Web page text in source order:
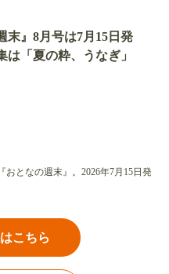
末』8月号は7月15日発
「夏の粋、うなぎ」
となの週末』。2026年7月15日発
こちら